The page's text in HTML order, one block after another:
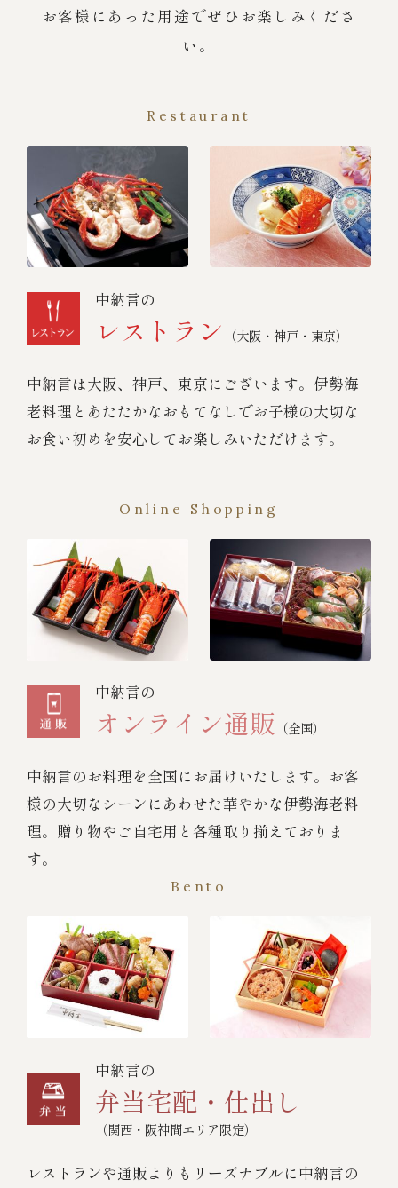
お客様にあった用途でぜひお楽しみくださ
い。
Restaurant
中納言の
レストラン （大阪・神戸・東京）
中納言は大阪、神戸、東京にございます。伊勢海
老料理とあたたかなおもてなしでお子様の大切な
お食い初めを安心してお楽しみいただけます。
Online Shopping
中納言の
オンライン通販 （全国）
中納言のお料理を全国にお届けいたします。お客
様の大切なシーンにあわせた華やかな伊勢海老料
理。贈り物やご自宅用と各種取り揃えておりま
す。
Bento
中納言の
弁当宅配・仕出し
（関西・阪神間エリア限定）
レストランや通販よりもリーズナブルに中納言の